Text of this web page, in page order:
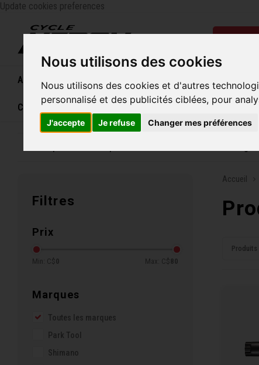
Nous utilisons des cookies
Nous utilisons des cookies et d'autres
personnalisé et des publicités ciblées, pour
J'accepte Je refuse Changer mes préférences
Update cookies preferences
Accueil Vélos Souliers Casques Femme
Carte cadeau
Filtres
Prix
Min: C$ 0 Max: C$ 80
Marques
Toutes les marques
Park Tool
Shimano
Accueil
Produits